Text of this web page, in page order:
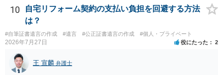
10
自宅リフォーム契約の支払い負担を回避する方法
は？
#自筆証書遺言の作成 #遺言 #公正証書遺言の作成 #個人・プライベート
2026年7月27日 役にたった 2
王 宣麟 弁護士